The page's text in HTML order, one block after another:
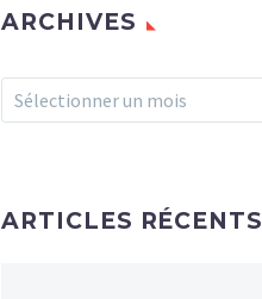
ARCHIVES
Archives
Sélectionner un mois
ARTICLES RÉCENTS